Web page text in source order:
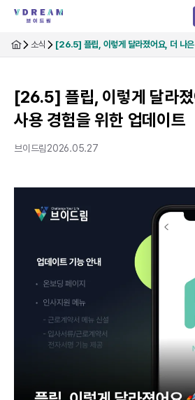
소식 [26.5] 플립, 이렇게 달라졌어요, 더 나
[26.5] 플립, 이렇게 달라
사용 경험을 위한 업데이트
브이드림2026.05.27